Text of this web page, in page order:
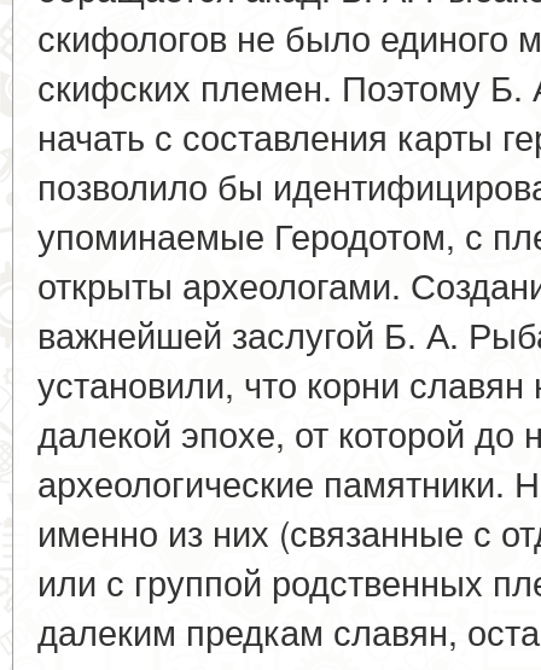
скифологов не было единого
скифских племен. Поэтому
начать с составления карты
позволило бы
упоминаемые Геродотом, с
открыты археологами.
важнейшей заслугой Б. А.
установили, что корни славян
далекой эпохе, от которой до
археологические памятники.
именно из них (связанные с
или с группой родственных
далеким предкам славян,